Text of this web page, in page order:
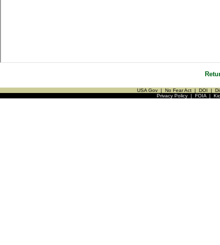
USA Gov | No Fear Act | DOI |
Privacy Policy| FOIA|